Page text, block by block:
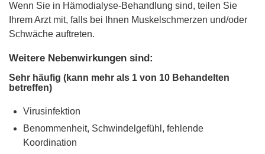
Wenn Sie in Hämodialyse-Behandlung sind, teilen Sie
Ihrem Arzt mit, falls bei Ihnen Muskelschmerzen und/oder
Schwäche auftreten.
Weitere Nebenwirkungen sind:
Sehr häufig (kann mehr als 1 von 10 Behandelten
betreffen)
Virusinfektion
Benommenheit, Schwindelgefühl, fehlende
Koordination